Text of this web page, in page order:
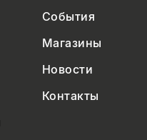
События
Магазины
Новости
Контакты